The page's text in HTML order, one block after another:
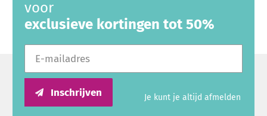
voor
exclusieve kortingen tot 50%
Inschrijven Je kunt je altijd afmelden